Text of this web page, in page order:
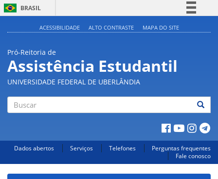
BRASIL
Acesso à informação
Legislação
Canais
ACESSIBILIDADE ALTO CONTRASTE MAPA DO SITE
Pró-Reitoria de
Assistência Estudantil
UNIVERSIDADE FEDERAL DE UBERLÂNDIA
Dados abertos Serviços Telefones
Perguntas frequentes
Fale conosco